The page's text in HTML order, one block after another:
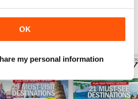
OK
my personal information